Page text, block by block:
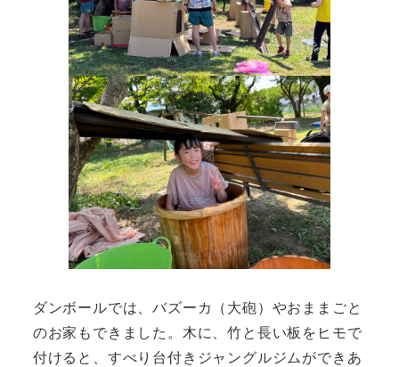
ダンボールでは、バズーカ（大砲）やおままごと
のお家もできました。木に、竹と長い板をヒモで
付けると、すべり台付きジャングルジムができあ